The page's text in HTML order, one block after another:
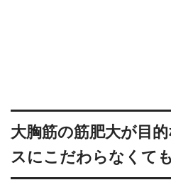
大胸筋の筋肥大が目
スにこだわらなくて